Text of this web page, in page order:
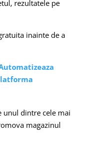
rezultatele pe
inainte de a
unul dintre cele mai
magazinul